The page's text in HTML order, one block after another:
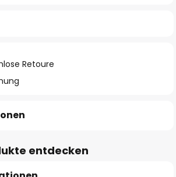
Retoure
entdecken